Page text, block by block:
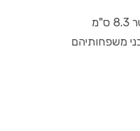
משפחותיהם